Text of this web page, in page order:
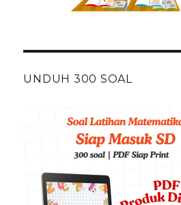
UNDUH 300 SOAL